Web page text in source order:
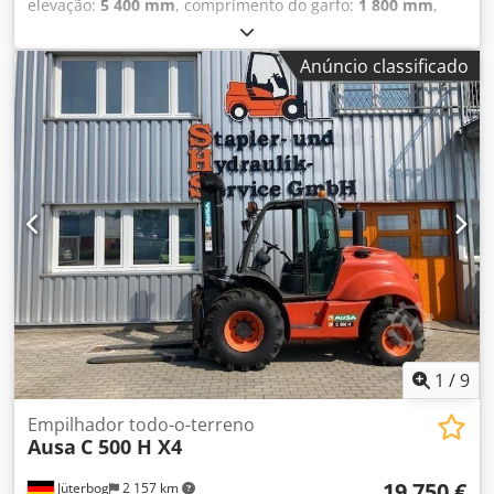
elevação: 5 400 mm, comprimento do garfo: 1 800 mm,
Peso vazio: 3.000 kg Chjdpfx Aow Uf Rcof Hea Condição
técnica: boa Condição visual: boa Dimensões de transporte
(C x L x A): 3,38 x 1,83 Para mais informações, entre em
contato com Christian Theißen. Fabricante: Ausa Modelo:
C300 Hx4 Ano de fabricação: 2014 Tipo de produto: Usado
Dados: Altura máxima de elevação: 5,40 m Capacidade de
elevação: 3.000 kg Comprimento dos garfos: 1,80 m Tipo de
acionamento: Diesel Peso próprio: 5.625 kg Dimensões
totais (sem garfos): C x L 3,38 x 1,83 m Altura de
construção: 2,68 m Características especiais: Tração nas
quatro rodas conectável, iluminação rodoviária, operação
com reboque possível. Localização: 41468 Neuss
Disponível imediatamente
Anúncio classificado
1 /9
Jüterbog 2 157 km
Empilhador todo-o-terreno
Ausa C 500 H X4